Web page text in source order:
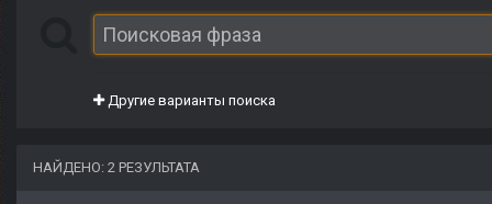
Другие варианты поиска
НАЙДЕНО: 2 РЕЗУЛЬТАТА